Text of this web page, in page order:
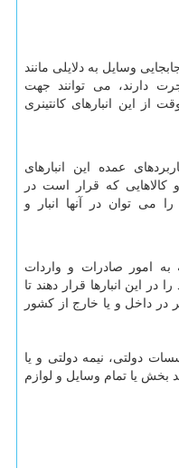
وسایل به دلایلی مانند
دارند، می توانند جهت
از این انبارهای کانتینری
عمده این انبارهای
که قرار است در
می توان در آنها انبار و
به امور صادرات و واردات
در این انبارها قرار دهند تا
در داخل و یا خارج از کشور
دولتی، نیمه دولتی و یا
بخش یا تمام وسایل و لوازم